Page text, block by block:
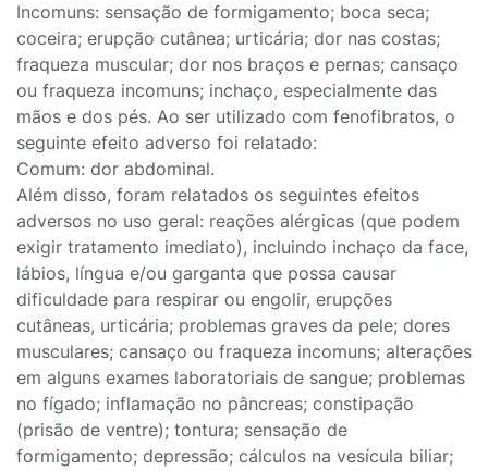
Incomuns: sensação de formigamento; boca seca;
coceira; erupção cutânea; urticária; dor nas costas;
fraqueza muscular; dor nos braços e pernas; cansaço
ou fraqueza incomuns; inchaço, especialmente das
mãos e dos pés. Ao ser utilizado com fenofibratos, o
seguinte efeito adverso foi relatado:
Comum: dor abdominal.
Além disso, foram relatados os seguintes efeitos
adversos no uso geral: reações alérgicas (que podem
exigir tratamento imediato), incluindo inchaço da face,
lábios, língua e/ou garganta que possa causar
dificuldade para respirar ou engolir, erupções
cutâneas, urticária; problemas graves da pele; dores
musculares; cansaço ou fraqueza incomuns; alterações
em alguns exames laboratoriais de sangue; problemas
no fígado; inflamação no pâncreas; constipação
(prisão de ventre); tontura; sensação de
formigamento; depressão; cálculos na vesícula biliar;